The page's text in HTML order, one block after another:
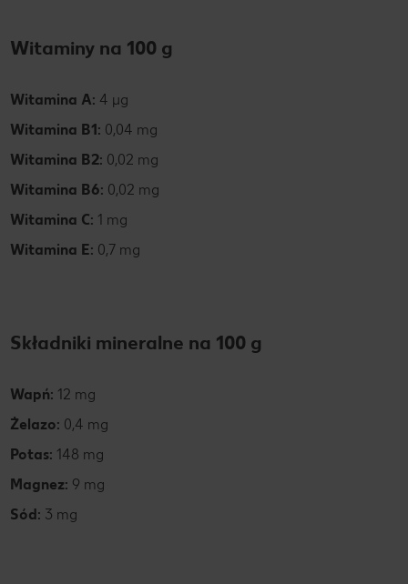
Witaminy na 100 g
Witamina A: 4 µg
Witamina B1: 0,04 mg
Witamina B2: 0,02 mg
Witamina B6: 0,02 mg
Witamina C: 1 mg
Witamina E: 0,7 mg
Składniki mineralne na 100 g
Wapń: 12 mg
Żelazo: 0,4 mg
Potas: 148 mg
Magnez: 9 mg
Sód: 3 mg